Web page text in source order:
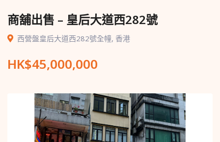
商舖出售 – 皇后大道西282號
西營盤皇后大道西282號全幢, 香港
HK$45,000,000